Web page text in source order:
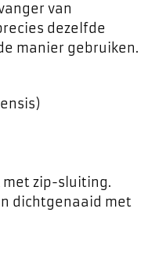
van
dezelfde
manier gebruiken.
zip-sluiting.
dichtgenaaid met